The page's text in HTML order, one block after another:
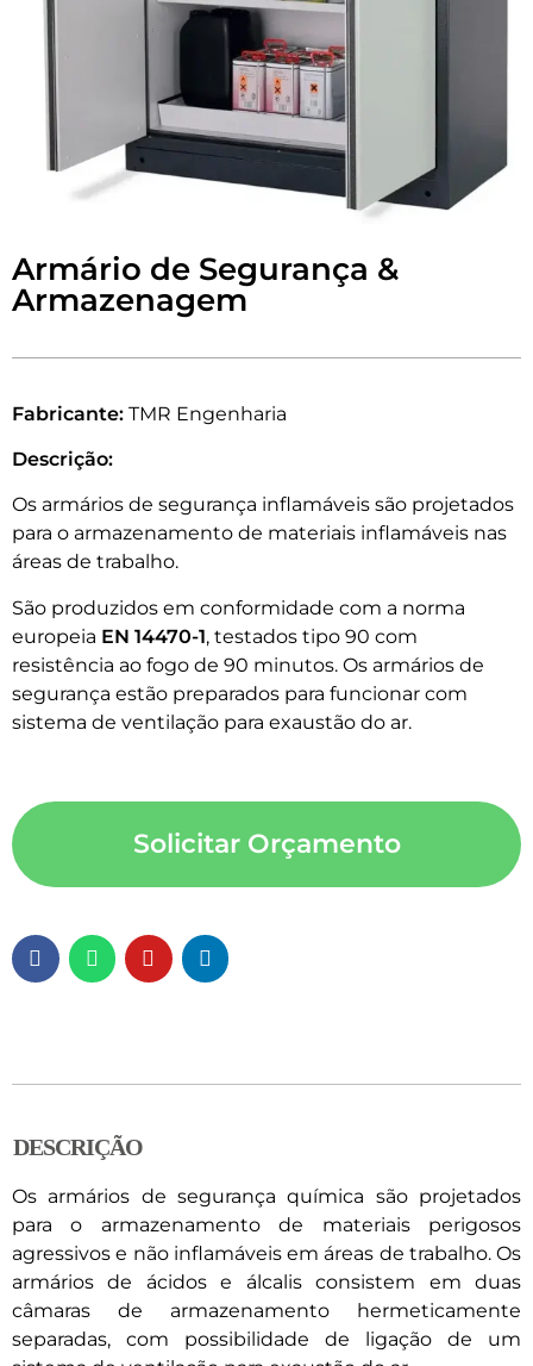
Armário de Segurança &
Armazenagem
Fabricante: TMR Engenharia
Descrição:
Os armários de segurança inflamáveis ​​são projetados
para o armazenamento de materiais inflamáveis ​​nas
áreas de trabalho.
São produzidos em conformidade com a norma
europeia EN 14470-1, testados tipo 90 com
resistência ao fogo de 90 minutos. Os armários de
segurança estão preparados para funcionar com
sistema de ventilação para exaustão do ar.
Solicitar Orçamento
DESCRIÇÃO
Os armários de segurança química são projetados
para o armazenamento de materiais perigosos
agressivos e não inflamáveis ​​em áreas de trabalho. Os
armários de ácidos e álcalis consistem em duas
câmaras de armazenamento hermeticamente
separadas, com possibilidade de ligação de um